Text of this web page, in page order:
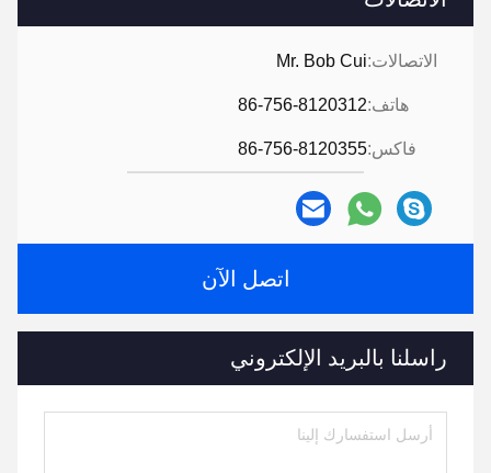
الاتصالات:Mr. Bob Cui
هاتف:86-756-8120312
فاكس:86-756-8120355
اتصل الآن
راسلنا بالبريد الإلكتروني